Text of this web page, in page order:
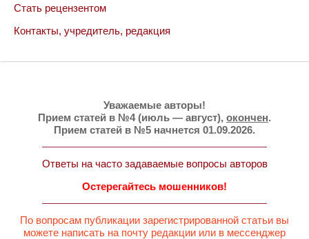
Стать рецензентом
Контакты, учредитель, редакция
Уважаемые авторы!
Прием статей в №4 (июль — август), окончен.
Прием статей в №5 начнется 01.09.2026.
Ответы на часто задаваемые вопросы авторов
Остерегайтесь мошенников!
По вопросам публикации зарегистрированной статьи вы
можете написать на почту редакции или в мессенджер